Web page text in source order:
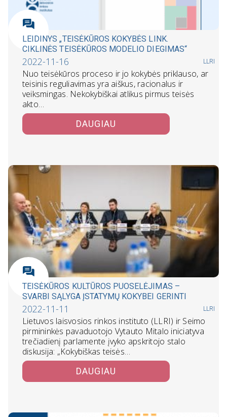
LEIDINYS „TEISĖKŪROS KOKYBĖS LINK.
CIKLINĖS TEISĖKŪROS MODELIO DIEGIMAS“
2022-11-16 LLRI
Nuo teisėkūros proceso ir jo kokybės priklauso, ar
teisinis reguliavimas yra aiškus, racionalus ir
veiksmingas. Nekokybiškai atlikus pirmus teisės
akto…
DAUGIAU
TEISĖKŪROS KULTŪROS PUOSELĖJIMAS –
SVARBI SĄLYGA ĮSTATYMŲ KOKYBEI GERINTI
2022-11-11 LLRI
Lietuvos laisvosios rinkos instituto (LLRI) ir Seimo
pirmininkės pavaduotojo Vytauto Mitalo iniciatyva
trečiadienį parlamente įvyko apskritojo stalo
diskusija: „Kokybiškas teisės…
DAUGIAU